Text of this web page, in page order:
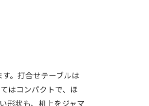
。打合せテーブルは
はコンパクトで、ほ
形状も、机上をジャマ